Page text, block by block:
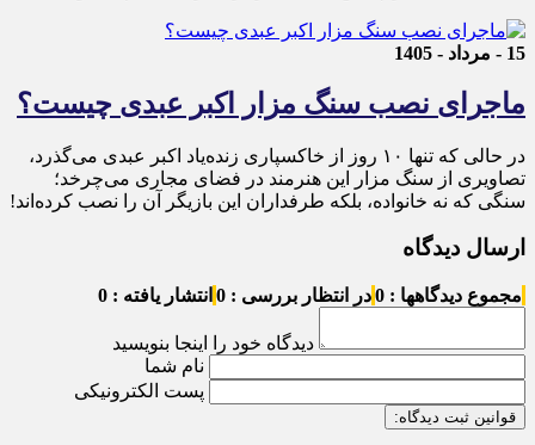
15 - مرداد - 1405
ماجرای نصب سنگ مزار اکبر عبدی چیست؟
در حالی که تنها ۱۰ روز از خاکسپاری زنده‌یاد اکبر عبدی می‌گذرد،
تصاویری از سنگ مزار این هنرمند در فضای مجاری می‌چرخد؛
سنگی که نه خانواده، بلکه طرفداران این بازیگر آن را نصب کرده‌اند!
ارسال دیدگاه
مجموع دیدگاهها : 0 در انتظار بررسی : 0 انتشار یافته : 0
دیدگاه خود را اینجا بنویسید
نام شما
پست الکترونیکی
قوانین ثبت دیدگاه: